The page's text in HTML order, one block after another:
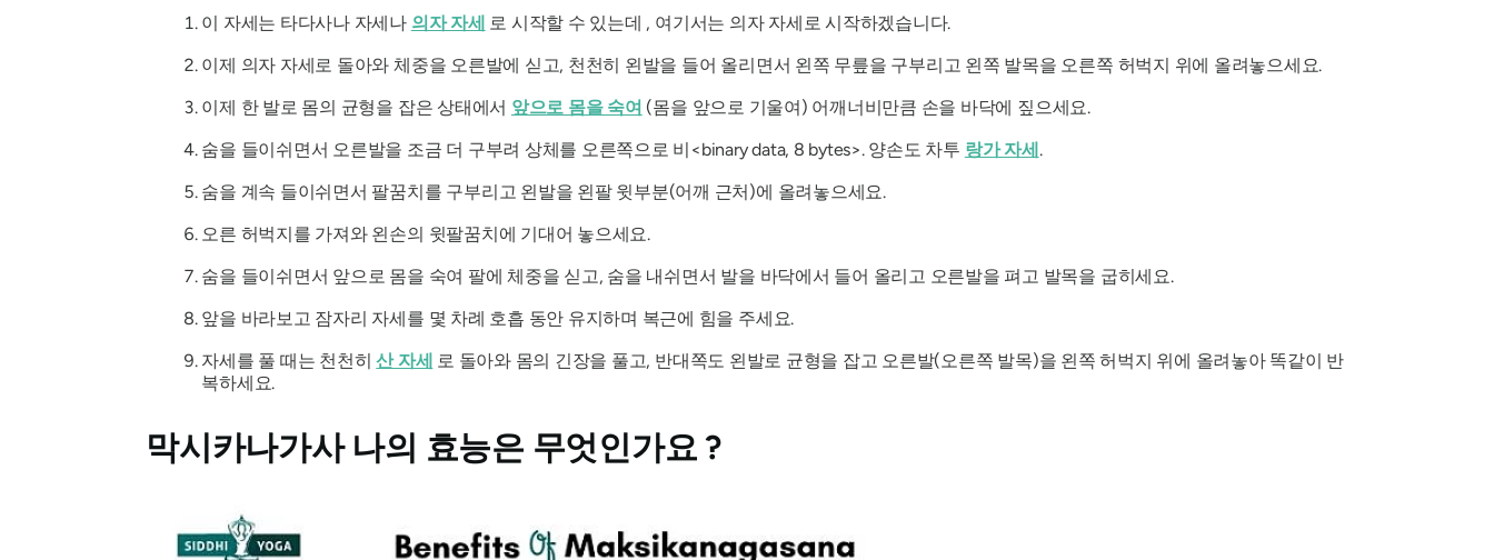
이 자세는 타다사나 자세나 의자 자세 로 시작할 수 있는데 , 여기서는 의자 자세로 시작하겠습니다.
이제 의자 자세로 돌아와 체중을 오른발에 싣고, 천천히 왼발을 들어 올리면서 왼쪽 무릎을 구부리고 왼쪽 발목을 오른쪽 허벅지 위에 올려놓으세요.
이제 한 발로 몸의 균형을 잡은 상태에서 앞으로 몸을 숙여 (몸을 앞으로 기울여) 어깨너비만큼 손을 바닥에 짚으세요.
숨을 들이쉬면서 오른발을 조금 더 구부려 상체를 오른쪽으로 비<binary data, 8 bytes>. 양손도 차투 랑가 자세.
숨을 계속 들이쉬면서 팔꿈치를 구부리고 왼발을 왼팔 윗부분(어깨 근처)에 올려놓으세요.
오른 허벅지를 가져와 왼손의 윗팔꿈치에 기대어 놓으세요.
숨을 들이쉬면서 앞으로 몸을 숙여 팔에 체중을 싣고, 숨을 내쉬면서 발을 바닥에서 들어 올리고 오른발을 펴고 발목을 굽히세요.
앞을 바라보고 잠자리 자세를 몇 차례 호흡 동안 유지하며 복근에 힘을 주세요.
자세를 풀 때는 천천히산 자세 로 돌아와 몸의 긴장을 풀고, 반대쪽도 왼발로 균형을 잡고 오른발(오른쪽 발목)을 왼쪽 허벅지 위에 올려놓아 똑같이 반
복하세요.
막시카나가사나의 효능은 무엇인가요 ?